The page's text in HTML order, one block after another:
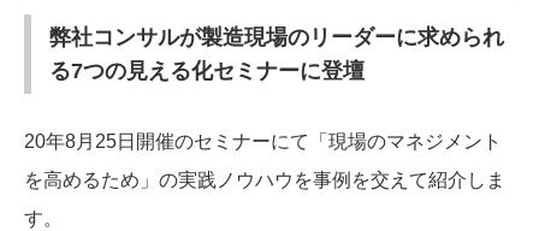
弊社コンサルが製造現場のリーダーに求められ
る7つの見える化セミナーに登壇
20年8月25日開催のセミナーにて「現場のマネジメント
を高めるため」の実践ノウハウを事例を交えて紹介しま
す。